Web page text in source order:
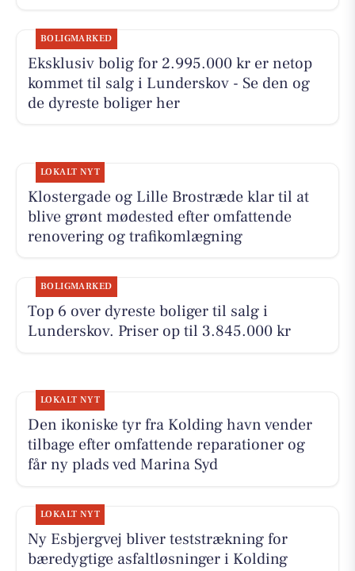
BOLIGMARKED
Eksklusiv bolig for 2.995.000 kr er netop
kommet til salg i Lunderskov - Se den og
de dyreste boliger her
LOKALT NYT
Klostergade og Lille Brostræde klar til at
blive grønt mødested efter omfattende
renovering og trafikomlægning
BOLIGMARKED
Top 6 over dyreste boliger til salg i
Lunderskov. Priser op til 3.845.000 kr
LOKALT NYT
Den ikoniske tyr fra Kolding havn vender
tilbage efter omfattende reparationer og
får ny plads ved Marina Syd
LOKALT NYT
Ny Esbjergvej bliver teststrækning for
bæredygtige asfaltløsninger i Kolding